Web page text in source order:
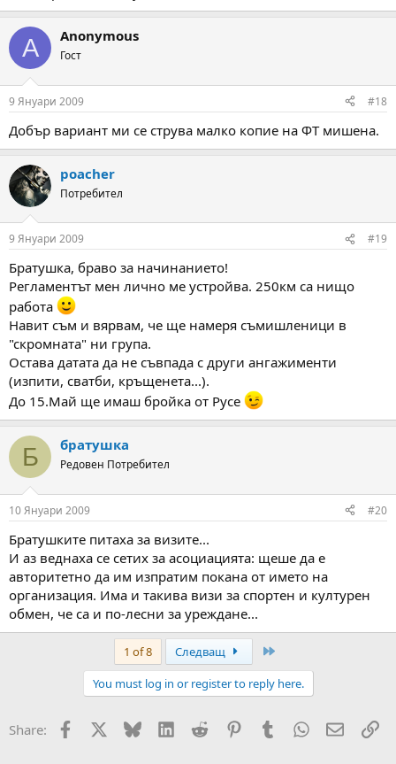
A Anonymous
Гост
9 Януари 2009 #18
Добър вариант ми се струва малко копие на ФТ мишена.
poacher
Потребител
9 Януари 2009 #19
Братушка, браво за начинанието!
Регламентът мен лично ме устройва. 250км са нищо
работа
Навит съм и вярвам, че ще намеря съмишленици в
"скромната" ни група.
Остава датата да не съвпада с други ангажименти
(изпити, сватби, кръщенета...).
До 15.Май ще имаш бройка от Русе
Б братушка
Редовен Потребител
10 Януари 2009 #20
Братушките питаха за визите...
И аз веднаха се сетих за асоциацията: щеше да е
авторитетно да им изпратим покана от името на
организация. Има и такива визи за спортен и културен
обмен, че са и по-лесни за уреждане...
1 of 8 Следващ
You must log in or register to reply here.
Share: Facebook Bluesky LinkedInReddit PinterestTumblrWhatsApp
Email